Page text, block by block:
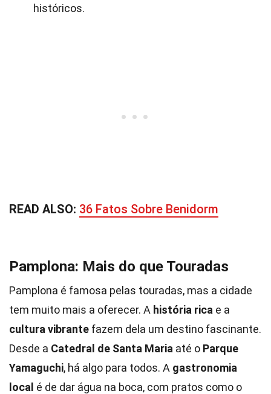
históricos.
READ ALSO: 36 Fatos Sobre Benidorm
Pamplona: Mais do que Touradas
Pamplona é famosa pelas touradas, mas a cidade
tem muito mais a oferecer. A história rica e a
cultura vibrante fazem dela um destino fascinante.
Desde a Catedral de Santa Maria até o Parque
Yamaguchi, há algo para todos. A gastronomia
local é de dar água na boca, com pratos como o